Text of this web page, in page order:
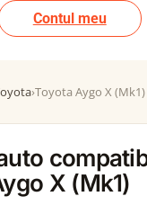
Contul meu
›Toyota Aygo X (Mk1)
X (Mk1)